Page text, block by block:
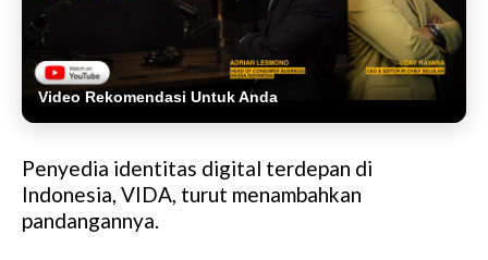
Video Rekomendasi Untuk Anda
Penyedia identitas digital terdepan di
Indonesia, VIDA, turut menambahkan
pandangannya.